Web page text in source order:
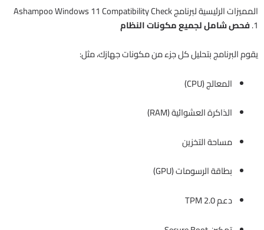
المميزات الرئيسية لبرنامج Ashampoo Windows 11 Compatibility Check
1. فحص شامل لجميع مكونات النظام
يقوم البرنامج بتحليل كل جزء من مكونات جهازك، مثل:
المعالج (CPU)
الذاكرة العشوائية (RAM)
مساحة التخزين
بطاقة الرسومات (GPU)
دعم TPM 2.0